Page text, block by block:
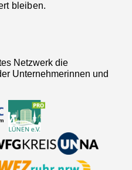
bleiben.
Netzwerk die
Unternehmerinnen und